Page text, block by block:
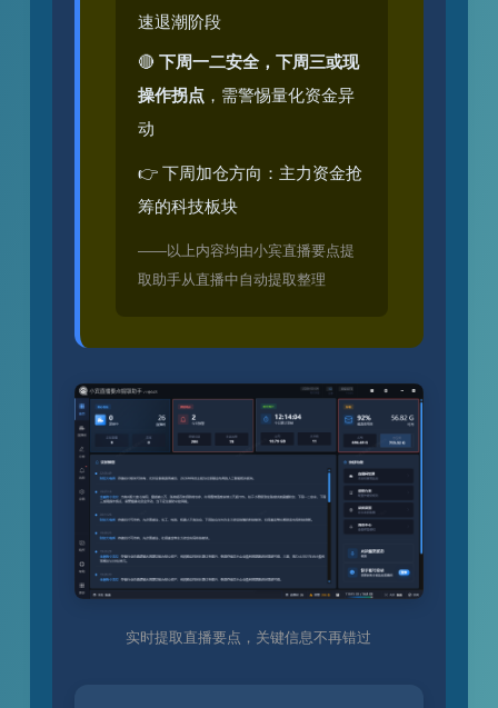
速退潮阶段
🔴 下周一二安全，下周三或现
操作拐点，需警惕量化资金异
动
👉 下周加仓方向：主力资金抢
筹的科技板块
——以上内容均由小宾直播要点提
取助手从直播中自动提取整理
实时提取直播要点，关键信息不再错过